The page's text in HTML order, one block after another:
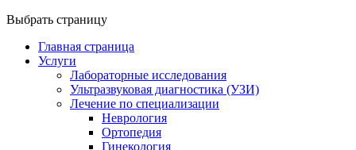
Выбрать страницу
Главная страница
Услуги
Лабораторные исследования
Ультразвуковая диагностика (УЗИ)
Лечение по специализации
Неврология
Ортопедия
Гинекология